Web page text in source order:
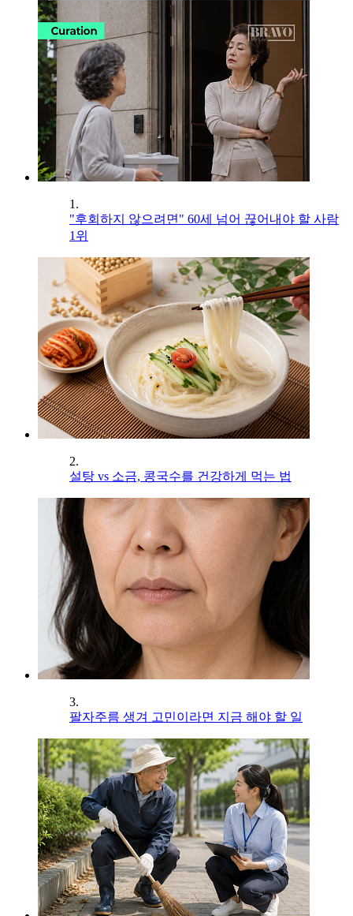
1.
"후회하지 않으려면" 60세 넘어 끊어내야 할 사람
1위
2.
설탕 vs 소금, 콩국수를 건강하게 먹는 법
3.
팔자주름 생겨 고민이라면 지금 해야 할 일